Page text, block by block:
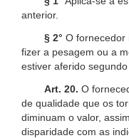
anterior.
§ 2° O fornecedor
fizer a pesagem ou a
estiver aferido
Art. 20. O
de qualidade que os
diminuam o valor,
disparidade com as